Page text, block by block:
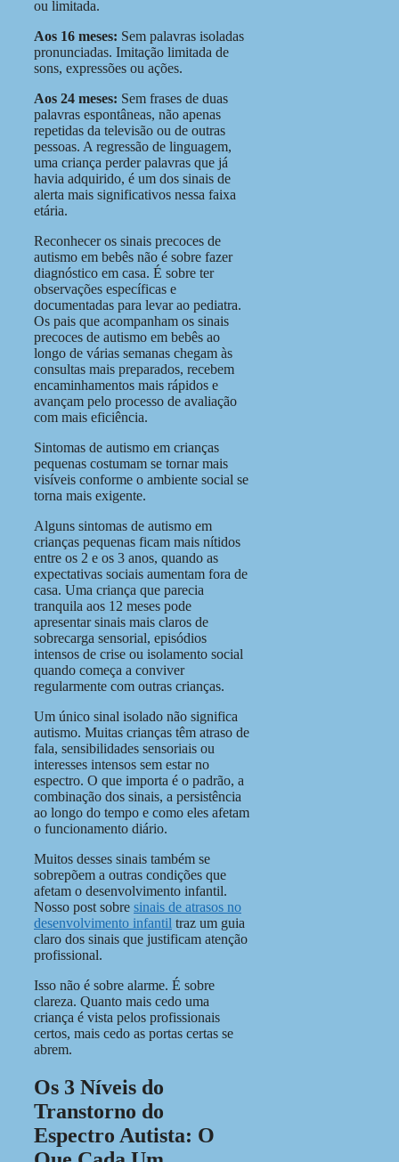
ou limitada.
Aos 16 meses: Sem palavras isoladas
pronunciadas. Imitação limitada de
sons, expressões ou ações.
Aos 24 meses: Sem frases de duas
palavras espontâneas, não apenas
repetidas da televisão ou de outras
pessoas. A regressão de linguagem,
uma criança perder palavras que já
havia adquirido, é um dos sinais de
alerta mais significativos nessa faixa
etária.
Reconhecer os sinais precoces de
autismo em bebês não é sobre fazer
diagnóstico em casa. É sobre ter
observações específicas e
documentadas para levar ao pediatra.
Os pais que acompanham os sinais
precoces de autismo em bebês ao
longo de várias semanas chegam às
consultas mais preparados, recebem
encaminhamentos mais rápidos e
avançam pelo processo de avaliação
com mais eficiência.
Sintomas de autismo em crianças
pequenas costumam se tornar mais
visíveis conforme o ambiente social se
torna mais exigente.
Alguns sintomas de autismo em
crianças pequenas ficam mais nítidos
entre os 2 e os 3 anos, quando as
expectativas sociais aumentam fora de
casa. Uma criança que parecia
tranquila aos 12 meses pode
apresentar sinais mais claros de
sobrecarga sensorial, episódios
intensos de crise ou isolamento social
quando começa a conviver
regularmente com outras crianças.
Um único sinal isolado não significa
autismo. Muitas crianças têm atraso de
fala, sensibilidades sensoriais ou
interesses intensos sem estar no
espectro. O que importa é o padrão, a
combinação dos sinais, a persistência
ao longo do tempo e como eles afetam
o funcionamento diário.
Muitos desses sinais também se
sobrepõem a outras condições que
afetam o desenvolvimento infantil.
Nosso post sobre sinais de atrasos no
desenvolvimento infantil traz um guia
claro dos sinais que justificam atenção
profissional.
Isso não é sobre alarme. É sobre
clareza. Quanto mais cedo uma
criança é vista pelos profissionais
certos, mais cedo as portas certas se
abrem.
Os 3 Níveis do
Transtorno do
Espectro Autista: O